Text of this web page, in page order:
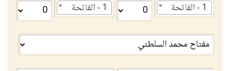
1 - الفاتحة 1 - الفاتحة